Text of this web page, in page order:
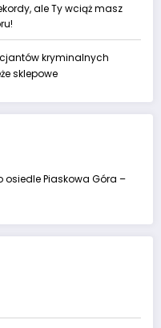
ale Ty wciąż masz
kryminalnych
sklepowe
osiedle Piaskowa Góra –